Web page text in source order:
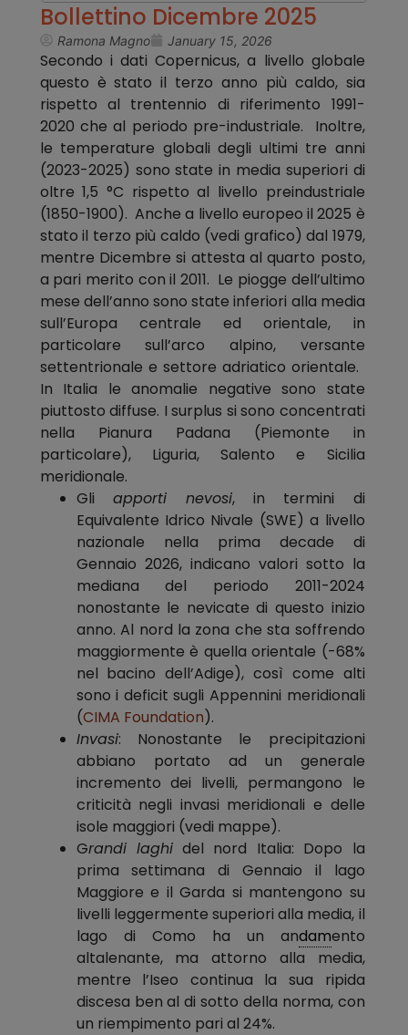
Bollettino Dicembre 2025
Ramona Magno January 15, 2026
Secondo i dati Copernicus, a livello globale
questo è stato il terzo anno più caldo, sia
rispetto al trentennio di riferimento 1991-
2020 che al periodo pre-industriale. Inoltre,
le temperature globali degli ultimi tre anni
(2023-2025) sono state in media superiori di
oltre 1,5 °C rispetto al livello preindustriale
(1850-1900). Anche a livello europeo il 2025 è
stato il terzo più caldo (vedi grafico) dal 1979,
mentre Dicembre si attesta al quarto posto,
a pari merito con il 2011. Le piogge dell’ultimo
mese dell’anno sono state inferiori alla media
sull’Europa centrale ed orientale, in
particolare sull’arco alpino, versante
settentrionale e settore adriatico orientale.
In Italia le anomalie negative sono state
piuttosto diffuse. I surplus si sono concentrati
nella Pianura Padana (Piemonte in
particolare), Liguria, Salento e Sicilia
meridionale.
Gli apporti nevosi, in termini di
Equivalente Idrico Nivale (SWE) a livello
nazionale nella prima decade di
Gennaio 2026, indicano valori sotto la
mediana del periodo 2011-2024
nonostante le nevicate di questo inizio
anno. Al nord la zona che sta soffrendo
maggiormente è quella orientale (-68%
nel bacino dell’Adige), così come alti
sono i deficit sugli Appennini meridionali
(CIMA Foundation).
Invasi: Nonostante le precipitazioni
abbiano portato ad un generale
incremento dei livelli, permangono le
criticità negli invasi meridionali e delle
isole maggiori (vedi mappe).
Grandi laghidel nord Italia: Dopo la
prima settimana di Gennaio il lago
Maggiore e il Garda si mantengono su
livelli leggermente superiori alla media, il
lago di Como ha un andamento
altalenante, ma attorno alla media,
mentre l’Iseo continua la sua ripida
discesa ben al di sotto della norma, con
un riempimento pari al 24%.